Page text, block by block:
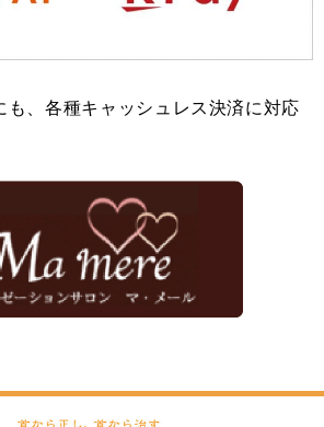
も、各種キャッシュレス決済に対応